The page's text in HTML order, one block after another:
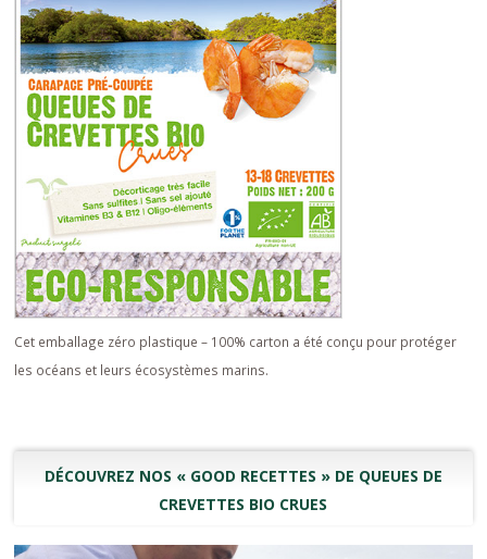
Cet emballage zéro plastique – 100% carton a été conçu pour protéger
les océans et leurs écosystèmes marins.
DÉCOUVREZ NOS « GOOD RECETTES » DE QUEUES DE
CREVETTES BIO CRUES